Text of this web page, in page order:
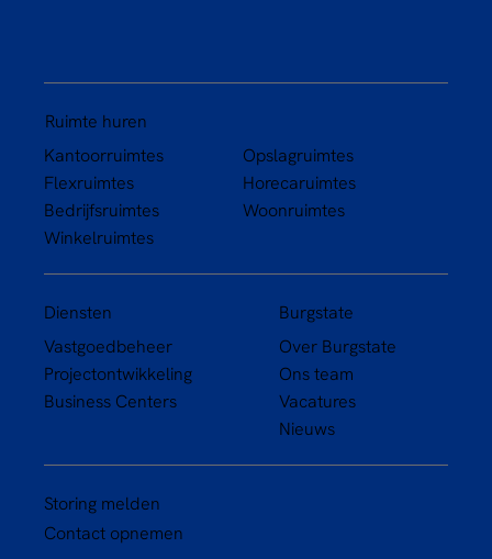
Ruimte huren
Kantoorruimtes
Flexruimtes
Bedrijfsruimtes
Winkelruimtes
Opslagruimtes
Horecaruimtes
Woonruimtes
Diensten
Vastgoedbeheer
Projectontwikkeling
Business Centers
Burgstate
Over Burgstate
Ons team
Vacatures
Nieuws
Storing melden
Contact opnemen